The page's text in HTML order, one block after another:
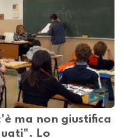
ma non giustifica
Lo